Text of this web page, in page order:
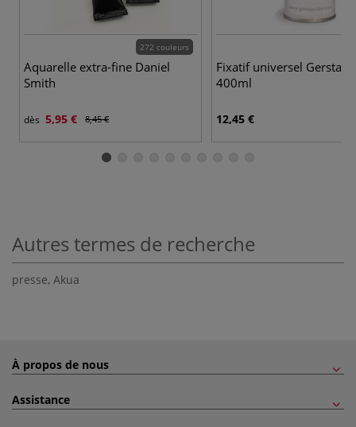
272 couleurs
Aquarelle extra-fine Daniel
Smith
dès 5,95 € 8,45 €
Fixatif universel
400ml
12,45 €
Autres termes de recherche
presse, Akua
À propos de nous
Assistance